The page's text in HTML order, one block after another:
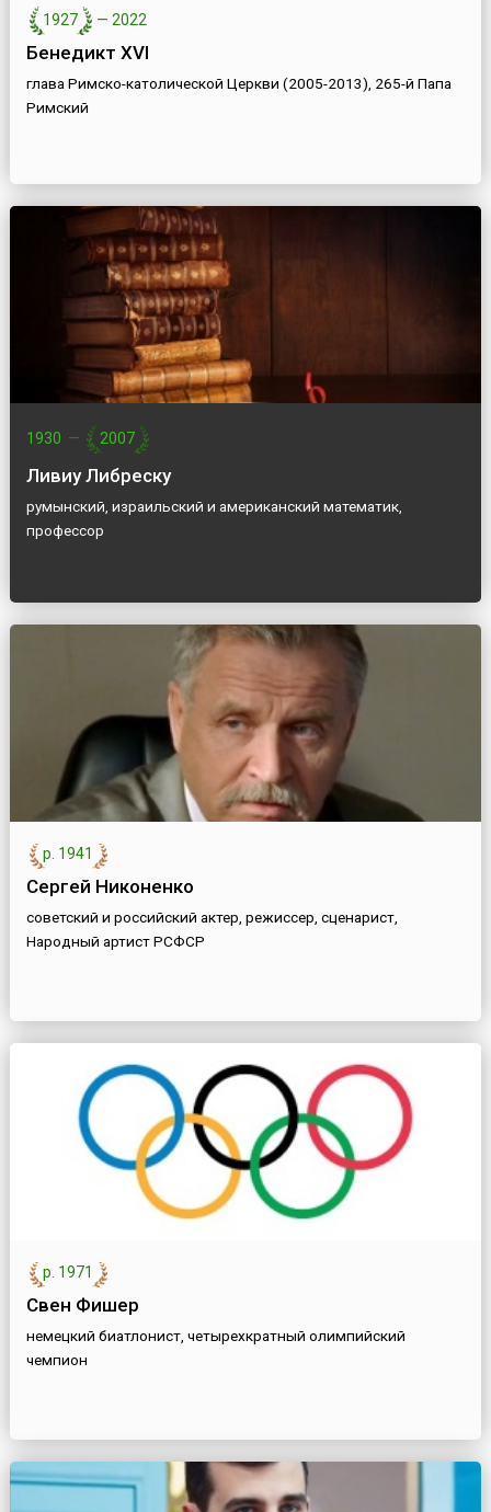
1927 — 2022
Бенедикт XVI
глава Римско-католической Церкви (2005-2013), 265-й Папа
Римский
1930 — 2007
Ливиу Либреску
румынский, израильский и американский математик,
профессор
р. 1941
Сергей Никоненко
советский и российский актер, режиссер, сценарист,
Народный артист РСФСР
р. 1971
Свен Фишер
немецкий биатлонист, четырехкратный олимпийский
чемпион